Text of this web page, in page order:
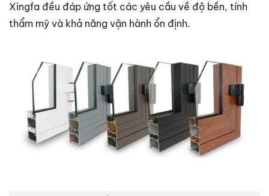
Xingfa đều đáp ứng tốt các yêu cầu về độ bền, tính
thẩm mỹ và khả năng vận hành ổn định.